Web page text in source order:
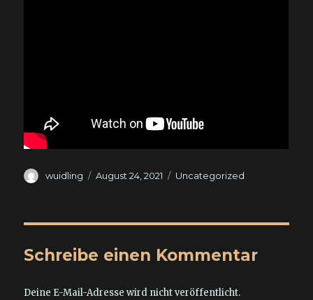
Autor
wuidling
Veröffentlicht
August 24, 2021 Kategorien
Uncategorized
Schreibe einen Kommentar
Deine E-Mail-Adresse wird nicht veröffentlicht.